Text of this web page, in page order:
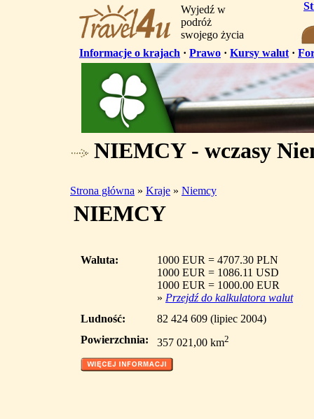
Wyjedź w
podróż
swojego życia
Informacje o krajach · Prawo · Kursy walut ·
NIEMCY - wczasy
Strona główna » Kraje » Niemcy
NIEMCY
Waluta:
1000 EUR = 4707.30 PLN
1000 EUR = 1086.11 USD
1000 EUR = 1000.00 EUR
» Przejdź do kalkulatora walut
Ludność:
82 424 609 (lipiec 2004)
Powierzchnia:
357 021,00 km2